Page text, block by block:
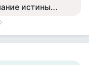
истины...